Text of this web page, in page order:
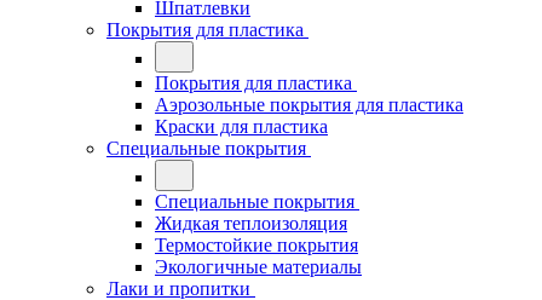
Шпатлевки
Покрытия для пластика
Покрытия для пластика
Аэрозольные покрытия для пластика
Краски для пластика
Специальные покрытия
Специальные покрытия
Жидкая теплоизоляция
Термостойкие покрытия
Экологичные материалы
Лаки и пропитки